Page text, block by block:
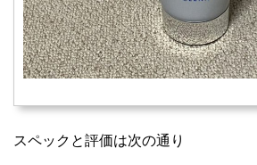
スペックと評価は次の通り